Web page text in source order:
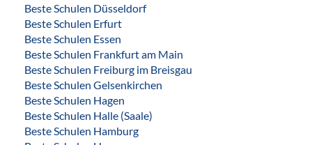
Beste Schulen Düsseldorf
Beste Schulen Erfurt
Beste Schulen Essen
Beste Schulen Frankfurt am Main
Beste Schulen Freiburg im Breisgau
Beste Schulen Gelsenkirchen
Beste Schulen Hagen
Beste Schulen Halle (Saale)
Beste Schulen Hamburg